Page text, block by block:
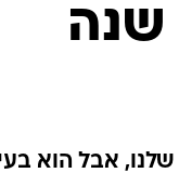
שנה
אבל הוא